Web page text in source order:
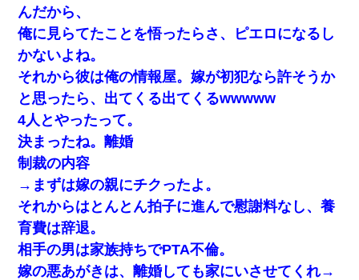
小2の頃、妹と昼寝してたら家が火事になってて気づくと逃げ場が
なかった。妹を抱き締めて「ﾀﾋんじゃうよ」って泣いてたら…
彼女にプロポーズしてOK貰った俺、告げられた結婚条件にブチ切
れて無事婚約破棄・・・
高1のとき男に襲われ、不妊の叔母に頼まれて出産。→叔母夫婦が
養子縁組してアメリカに子供を連れ帰った。→9・11で叔母夫婦が
亡くなってしまい…
彼女(美人女医)にネックレスをプレゼント。「こんな安物を渡すく
らいなら、渡さないほうがマシだからね」→ ６０万したと話した
ら・・・
旦那が長男のDNA鑑定をしたら血縁関係0%だった。旦那「やっぱ
りウワキしてたんだな…」長男「俺は誰の子供なの？」長女・次
男「ウワキ女！」
んだから、
俺に見らてたことを悟ったらさ、ピエロになるし
かないよね。
それから彼は俺の情報屋。嫁が初犯なら許そうか
と思ったら、出てくる出てくるwwwww
4人とやったって。
決まったね。離婚
制裁の内容
→まずは嫁の親にチクったよ。
それからはとんとん拍子に進んで慰謝料なし、養
育費は辞退。
相手の男は家族持ちでPTA不倫。
嫁の悪あがきは、離婚しても家にいさせてくれ→